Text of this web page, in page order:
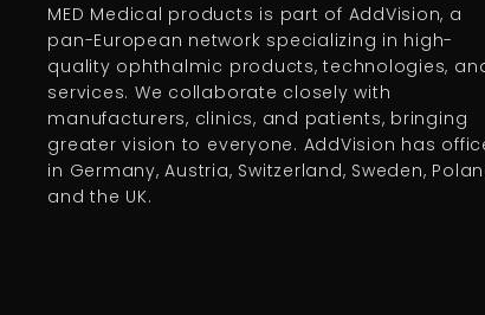
MED Medical products is part of AddVision, a
pan-European network specializing in high-
quality ophthalmic products, technologies,
services. We collaborate closely with
manufacturers, clinics, and patients, bringing
greater vision to everyone. AddVision has
in Germany, Austria, Switzerland, Sweden,
and the UK.